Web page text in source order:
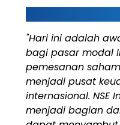
"Hari ini adalah
bagi pasar modal
pemesanan
menjadi pusat
internasional. NSE
menjadi bagian